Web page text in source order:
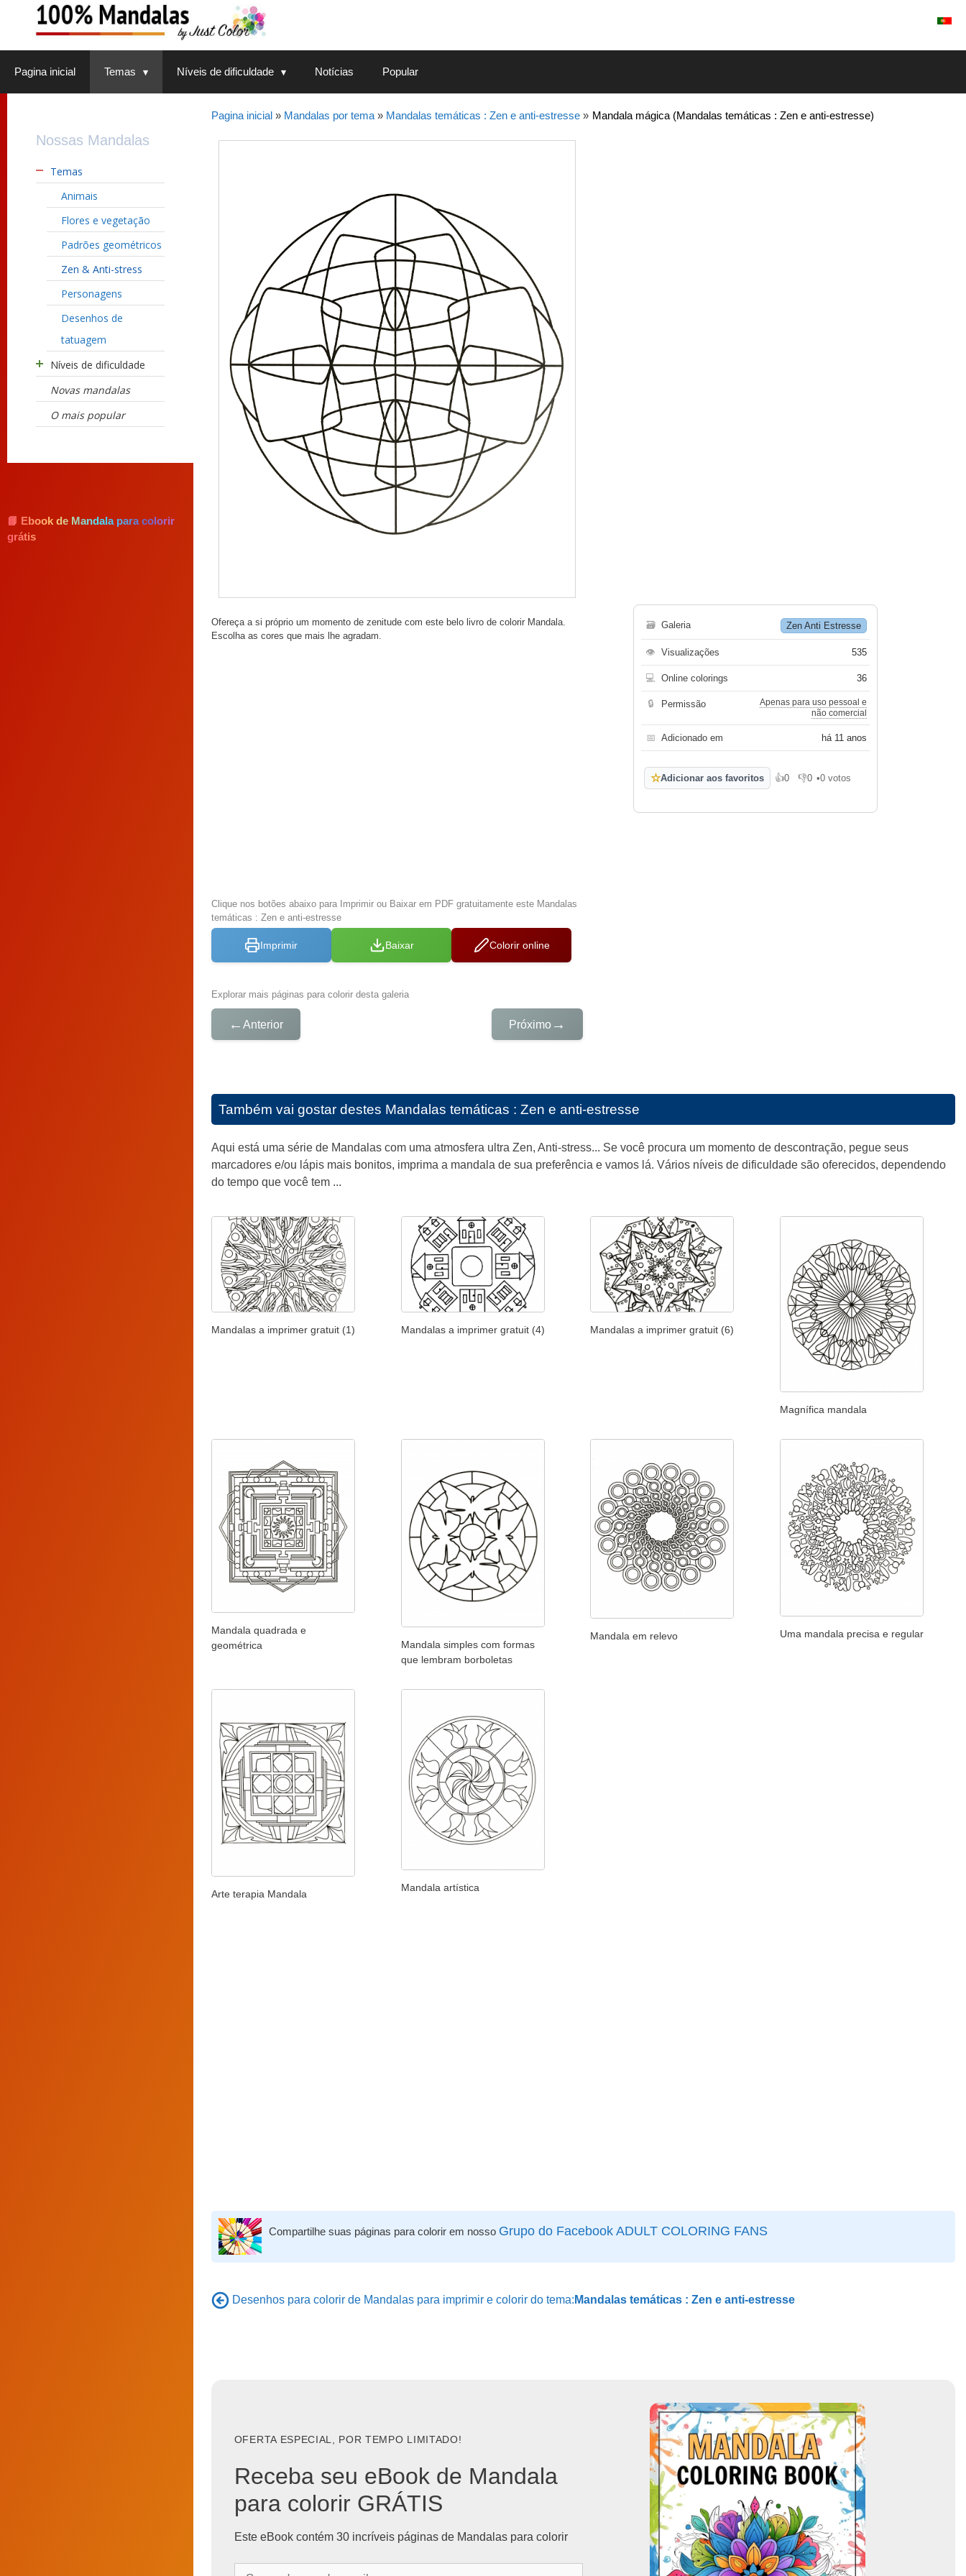
Pagina inicial Temas Níveis de dificuldade Notícias Popular
Pagina inicial» Mandalas por tema» Mandalas temáticas : Zen e anti-estresse» Mandala mágica (Mandalas temáticas : Zen e anti-estresse)
Ofereça a si próprio um momento de zenitude com este belo livro de colorir Mandala.
Escolha as cores que mais lhe agradam.
Clique nos botões abaixo para Imprimir ou Baixar em PDF gratuitamente este Mandalas
temáticas : Zen e anti-estresse
Imprimir Baixar Colorir online
Explorar mais páginas para colorir desta galeria
← Anterior Próximo →
🗃 Galeria Zen Anti Estresse
👁 Visualizações 535
💻 Online colorings 36
🔒 Permissão
Apenas para uso pessoal e
não comercial
📅 Adicionado em há 11 anos
☆Adicionar aos favoritos 👍0
Gosto 👎0
Não gosto
•0 votos
Também vai gostar destes Mandalas temáticas : Zen e anti-estresse
Aqui está uma série de Mandalas com uma atmosfera ultra Zen, Anti-stress... Se você procura um momento de descontração, pegue seus
marcadores e/ou lápis mais bonitos, imprima a mandala de sua preferência e vamos lá. Vários níveis de dificuldade são oferecidos, dependendo
do tempo que você tem ...
Mandalas a imprimer gratuit (1) Mandalas a imprimer gratuit (4) Mandalas a imprimer gratuit (6)
Magnífica mandala
Mandala quadrada e
geométrica
Mandala simples com formas
que lembram borboletas
Mandala em relevo Uma mandala precisa e regular
Arte terapia Mandala
Mandala artística
Compartilhe suas páginas para colorir em nosso Grupo do Facebook ADULT COLORING FANS
Desenhos para colorir de Mandalas para imprimir e colorir do tema: Mandalas temáticas : Zen e anti-estresse
OFERTA ESPECIAL, POR TEMPO LIMITADO!
Receba seu eBook de Mandala
para colorir GRÁTIS
Este eBook contém 30 incríveis páginas de Mandalas para colorir
Nossas Mandalas
Temas
Animais
Flores e vegetação
Padrões geométricos
Zen & Anti-stress
Personagens
Desenhos de
tatuagem
Níveis de dificuldade
Novas mandalas
O mais popular
📘 Ebook de Mandala para colorir
grátis